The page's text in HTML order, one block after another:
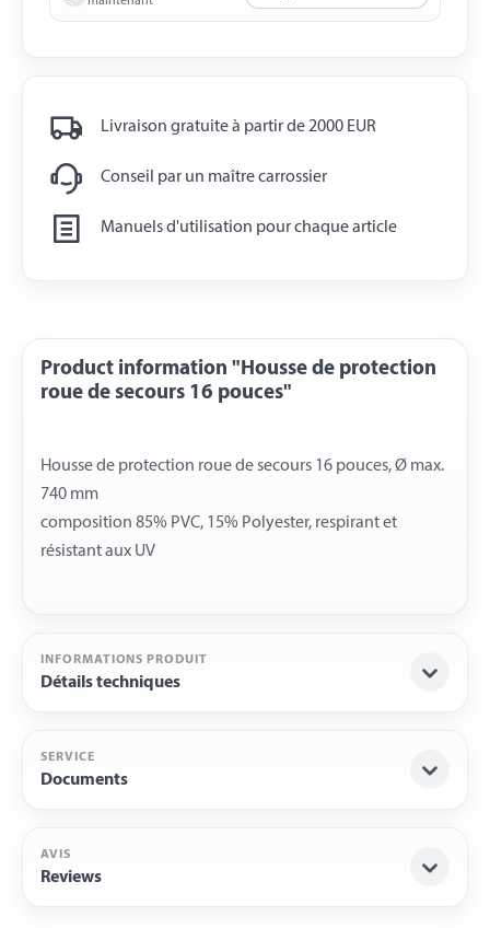
Livraison gratuite à partir de 2000 EUR
Conseil par un maître carrossier
Manuels d'utilisation pour chaque article
Product information "Housse de protection
roue de secours 16 pouces"
Housse de protection roue de secours 16 pouces, Ø max.
740 mm
composition 85% PVC, 15% Polyester, respirant et
INFORMATIONS PRODUIT
Détails techniques
SERVICE
Documents
AVIS
Reviews